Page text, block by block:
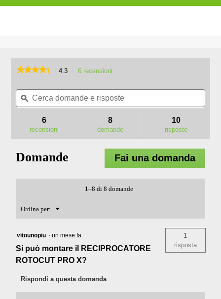
★★★★★
★★★★★
5
recensioni
30/38
4.3 6 recensioni
alla
pagina
delle
Cerca
domande
e
ϙ
e
6
recensioni
8
domande
10
risposte
Domande Fai una domanda
1–8 di 8 domande
Ordina per: ▼
Menu
vitounopiu · un mese fa
Si può montare il RECIPROCATORE
ROTOCUT PRO X?
1
risposta
Rispondi a questa domanda